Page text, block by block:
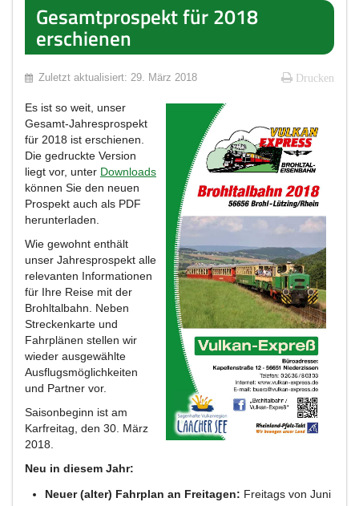
Gesamtprospekt für 2018
erschienen
Drucken
Zuletzt aktualisiert: 29. März 2018
Es ist so weit, unser
Gesamt-Jahresprospekt
für 2018 ist erschienen.
Die gedruckte Version
liegt vor, unter Downloads
können Sie den neuen
Prospekt auch als PDF
herunterladen.
Wie gewohnt enthält
unser Jahresprospekt alle
relevanten Informationen
für Ihre Reise mit der
Brohltalbahn. Neben
Streckenkarte und
Fahrplänen stellen wir
wieder ausgewählte
Ausflugsmöglichkeiten
und Partner vor.
Saisonbeginn ist am
Karfreitag, den 30. März
2018.
Neu in diesem Jahr:
Neuer (alter) Fahrplan an Freitagen: Freitags von Juni